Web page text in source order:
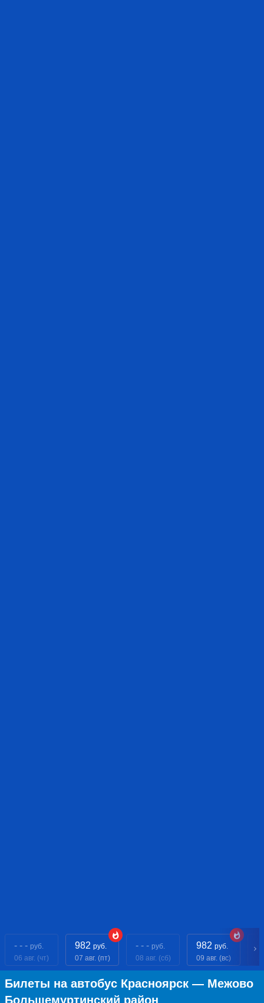
- - - руб.
06 авг. (чт)
982 руб.
07 авг. (пт)
- - - руб.
08 авг. (сб)
982 руб.
09 авг. (вс)
Билеты на автобус Красноярск — Межово
Большемуртинский район